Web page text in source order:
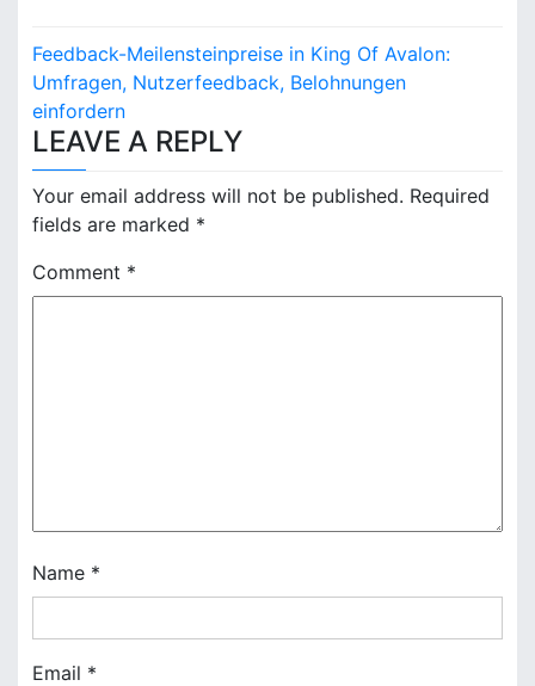
P
o
s
t
n
a
i
o
n
Feedback-Meilensteinpreise in King Of Avalon:
Umfragen, Nutzerfeedback, Belohnungen
einfordern
LEAVE A REPLY
Your email address will not be published. Required
fields are marked *
Comment *
Name *
Email *